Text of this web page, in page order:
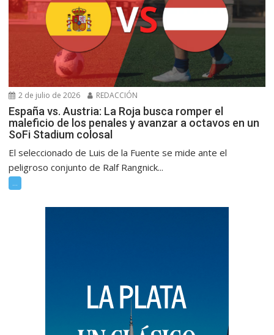
2 de julio de 2026 REDACCIÓN
España vs. Austria: La Roja busca romper el
maleficio de los penales y avanzar a octavos en un
SoFi Stadium colosal
El seleccionado de Luis de la Fuente se mide ante el
peligroso conjunto de Ralf Rangnick...